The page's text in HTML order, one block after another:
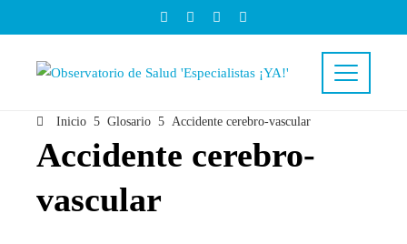
Inicio Glosario Accidente cerebro-vascular
Accidente cerebro-
vascular